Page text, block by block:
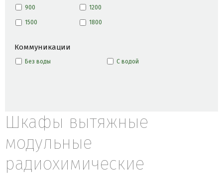
900 1200
1500 1800
Коммуникации
Без воды С водой
Шкафы вытяжные
модульные
радиохимические